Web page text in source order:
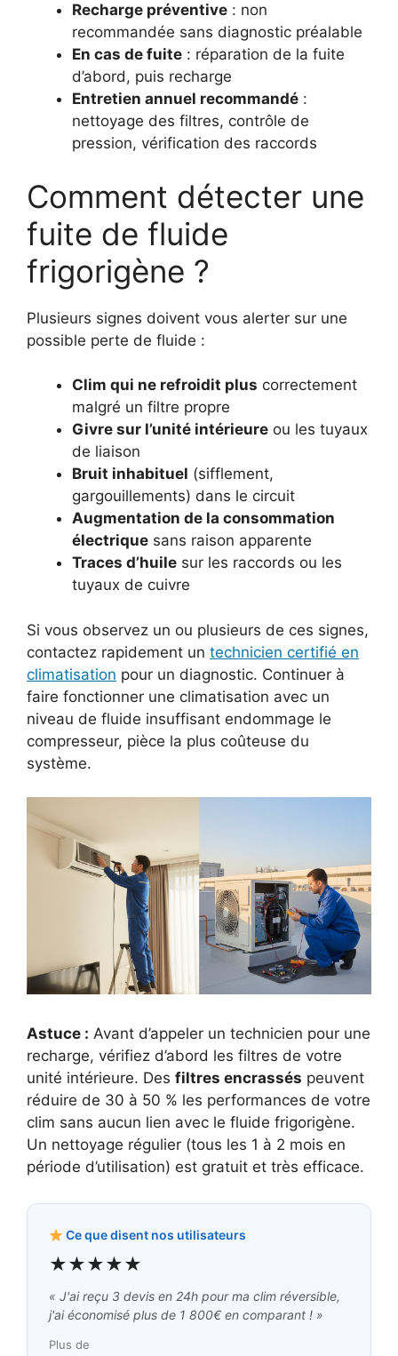
Recharge préventive : non
recommandée sans diagnostic préalable
En cas de fuite : réparation de la fuite
d’abord, puis recharge
Entretien annuel recommandé :
nettoyage des filtres, contrôle de
pression, vérification des raccords
Comment détecter une
fuite de fluide
frigorigène ?
Plusieurs signes doivent vous alerter sur une
possible perte de fluide :
Clim qui ne refroidit plus correctement
malgré un filtre propre
Givre sur l’unité intérieure ou les tuyaux
de liaison
Bruit inhabituel (sifflement,
gargouillements) dans le circuit
Augmentation de la consommation
électrique sans raison apparente
Traces d’huile sur les raccords ou les
tuyaux de cuivre
Si vous observez un ou plusieurs de ces signes,
contactez rapidement un technicien certifié en
climatisation pour un diagnostic. Continuer à
faire fonctionner une climatisation avec un
niveau de fluide insuffisant endommage le
compresseur, pièce la plus coûteuse du
système.
Astuce : Avant d’appeler un technicien pour une
recharge, vérifiez d’abord les filtres de votre
unité intérieure. Des filtres encrassés peuvent
réduire de 30 à 50 % les performances de votre
clim sans aucun lien avec le fluide frigorigène.
Un nettoyage régulier (tous les 1 à 2 mois en
période d’utilisation) est gratuit et très efficace.
Ce que disent nos utilisateurs
★★★★★
« J'ai reçu 3 devis en 24h pour ma clim réversible,
j'ai économisé plus de 1 800€ en comparant ! »
Plus de